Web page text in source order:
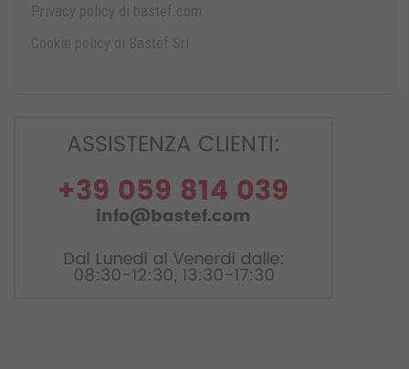
Privacy policy di bastef.com
Cookie policy di Bastef Srl